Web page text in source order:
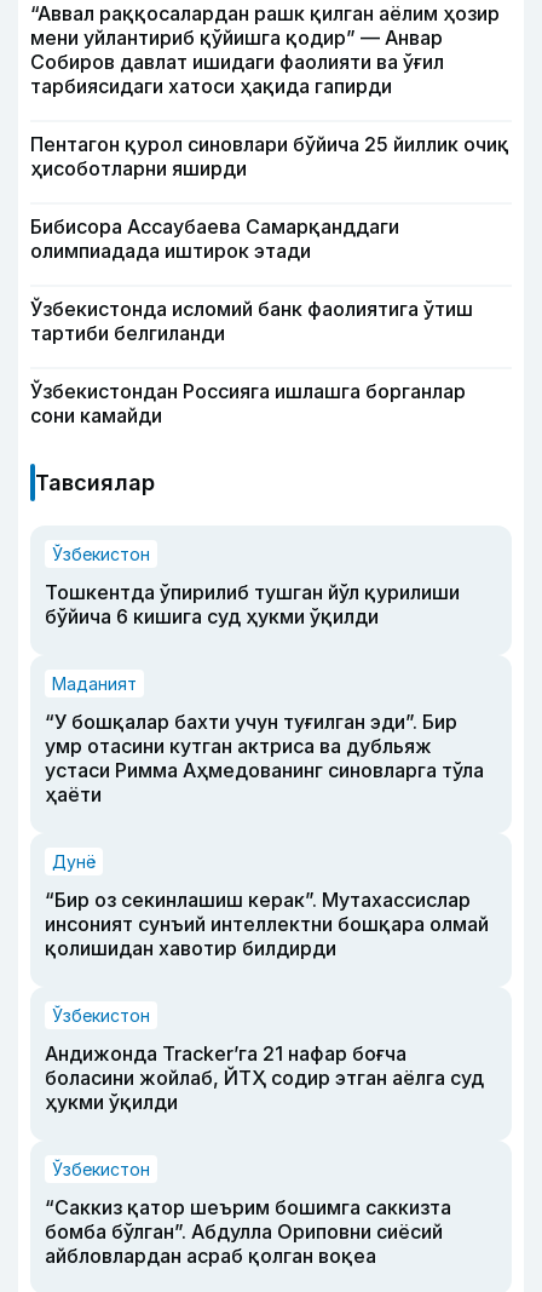
“Аввал раққосалардан рашк қилган аёлим ҳозир
мени уйлантириб қўйишга қодир” — Анвар
Собиров давлат ишидаги фаолияти ва ўғил
тарбиясидаги хатоси ҳақида гапирди
Пентагон қурол синовлари бўйича 25 йиллик очиқ
ҳисоботларни яширди
Бибисора Ассаубаева Самарқанддаги
олимпиадада иштирок этади
Ўзбекистонда исломий банк фаолиятига ўтиш
тартиби белгиланди
Ўзбекистондан Россияга ишлашга борганлар
сони камайди
Тавсиялар
Ўзбекистон
Тошкентда ўпирилиб тушган йўл қурилиши
бўйича 6 кишига суд ҳукми ўқилди
Маданият
“У бошқалар бахти учун туғилган эди”. Бир
умр отасини кутган актриса ва дубльяж
устаси Римма Аҳмедованинг синовларга тўла
ҳаёти
Дунё
“Бир оз секинлашиш керак”. Мутахассислар
инсоният сунъий интеллектни бошқара олмай
қолишидан хавотир билдирди
Ўзбекистон
Андижонда Tracker’га 21 нафар боғча
боласини жойлаб, ЙТҲ содир этган аёлга суд
ҳукми ўқилди
Ўзбекистон
“Саккиз қатор шеърим бошимга саккизта
бомба бўлган”. Абдулла Ориповни сиёсий
айбловлардан асраб қолган воқеа